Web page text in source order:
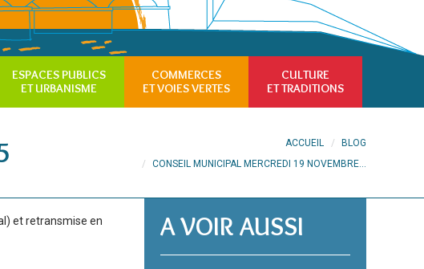
ESPACES PUBLICS
ET URBANISME
COMMERCES
ET VOIES VERTES
CULTURE
ET TRADITIONS
ACCUEIL
BLOG
CONSEIL MUNICIPAL MERCREDI 19 NOVEMBRE...
et retransmise en
A VOIR AUSSI